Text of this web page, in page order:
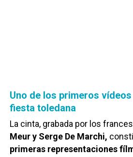
Uno de los primeros
fiesta toledana
La cinta, grabada por los
Meur y Serge De Marchi,
primeras representaciones